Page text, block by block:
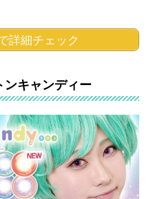
詳細チェック
ンキャンディー